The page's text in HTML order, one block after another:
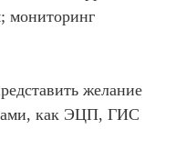
мониторинг
желание
как ЭЦП, ГИС